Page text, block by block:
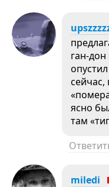
ган-
сейчас,
ясно
там
miledi